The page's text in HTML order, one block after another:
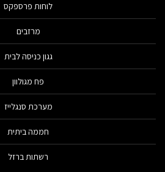
לוחות פרספקס
מרזבים
גגון כניסה לבית
פח מגולוון
מערכת סנגלייז
חממה ביתית
רשתות ברזל